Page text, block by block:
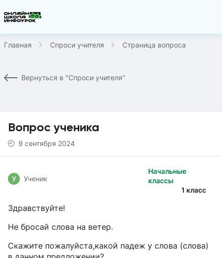
Главная Спроси учителя Страница вопроса
Вернуться в "Спроси учителя"
Вопрос ученика
9 сентября 2024
Начальные
классы
1 класс
У Ученик
Здравствуйте!
Не бросай слова на ветер.
Скажите пожалуйста,какой падеж у слова (слова)